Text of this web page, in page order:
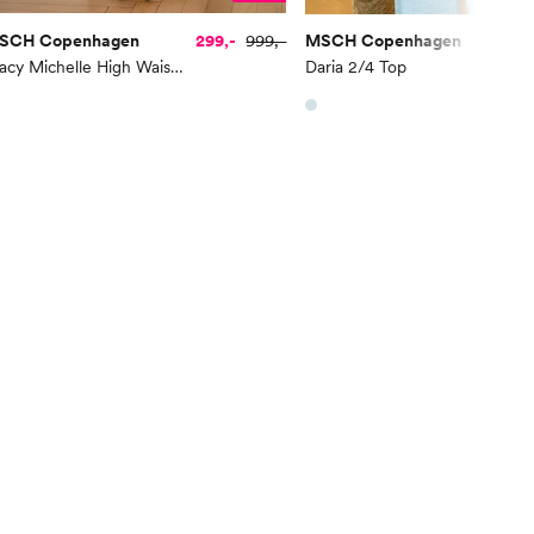
Copenhagen
Macy Michelle High Waist Wide Pants Regular
299,- 999,-
MSCH Copenhagen
Daria 2/4 Top